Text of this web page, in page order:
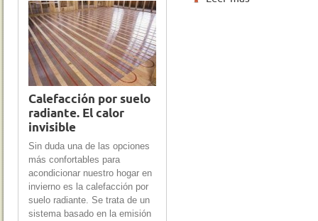
30 Nov 2011 0
Calefacción por suelo
radiante. El calor
invisible
Sin duda una de las opciones
más confortables para
acondicionar nuestro hogar en
invierno es la calefacción por
suelo radiante. Se trata de un
sistema basado en la emisión